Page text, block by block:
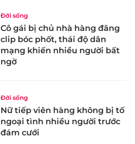
Đời sống
Cô gái bị chủ nhà hàng đăng
clip bóc phốt, thái độ dân
mạng khiến nhiều người bất
ngờ
Đời sống
Nữ tiếp viên hàng không bị tố
ngoại tình nhiều người trước
đám cưới